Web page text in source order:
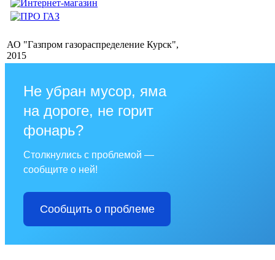
АО "Газпром газораспределение Курск",
2015
Не убран мусор, яма
на дороге, не горит
фонарь?
Столкнулись с проблемой —
сообщите о ней!
Сообщить о проблеме